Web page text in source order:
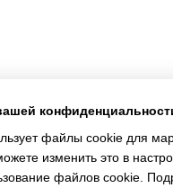
файлы cookie для
изменить это в
файлов cookie.